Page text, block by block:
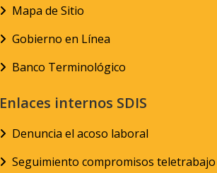
Mapa de Sitio
Gobierno en Línea
Banco Terminológico
Enlaces internos SDIS
Denuncia el acoso laboral
Seguimiento compromisos teletrabajo